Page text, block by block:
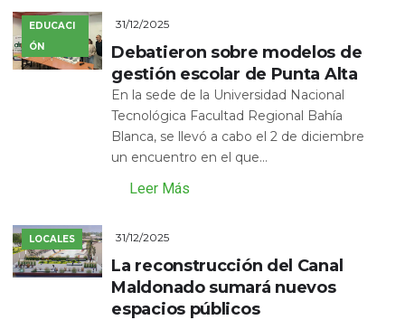
EDUCACI
ÓN
31/12/2025
Debatieron sobre modelos de
gestión escolar de Punta Alta
En la sede de la Universidad Nacional
Tecnológica Facultad Regional Bahía
Blanca, se llevó a cabo el 2 de diciembre
un encuentro en el que...
Leer Más
LOCALES 31/12/2025
La reconstrucción del Canal
Maldonado sumará nuevos
espacios públicos